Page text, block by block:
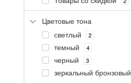
Цветовые тона
светлый
2
темный 4
черный 3
зеркальный бронзовый